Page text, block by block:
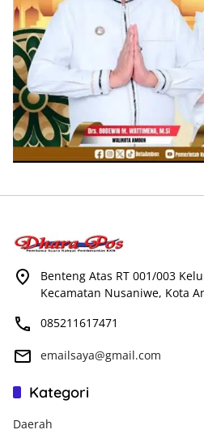
Benteng Atas RT 001/003
Kecamatan Nusaniwe, Kota
085211617471
emailsaya@gmail.com
Kategori
Daerah